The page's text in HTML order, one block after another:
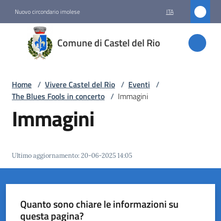
Nuovo circondario imolese ITA
Comune di Castel del Rio
Comune
di
Castel
Amministrazione
Vivere
Castel
Home / Vivere Castel del Rio / Eventi /
The Blues Fools in concerto / Immagini
Immagini
Ultimo aggiornamento:20-06-2025 14:05
Quanto sono chiare le informazioni su
questa pagina?